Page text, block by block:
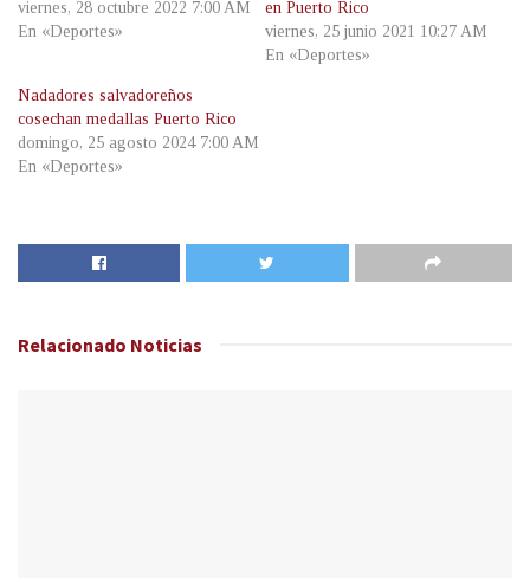
viernes, 28 octubre 2022 7:00 AM
En «Deportes»
en Puerto Rico
viernes, 25 junio 2021 10:27 AM
En «Deportes»
Nadadores salvadoreños
cosechan medallas Puerto Rico
domingo, 25 agosto 2024 7:00 AM
En «Deportes»
Relacionado Noticias